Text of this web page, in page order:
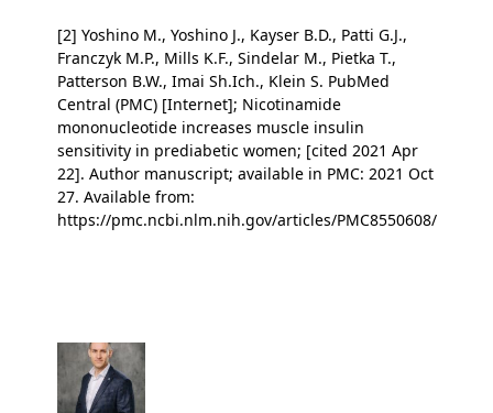
[2] Yoshino M., Yoshino J., Kayser B.D., Patti G.J.,
Franczyk M.P., Mills K.F., Sindelar M., Pietka T.,
Patterson B.W., Imai Sh.Ich., Klein S. PubMed
Central (PMC) [Internet]; Nicotinamide
mononucleotide increases muscle insulin
sensitivity in prediabetic women; [cited 2021 Apr
22]. Author manuscript; available in PMC: 2021 Oct
27. Available from:
https://pmc.ncbi.nlm.nih.gov/articles/PMC8550608/